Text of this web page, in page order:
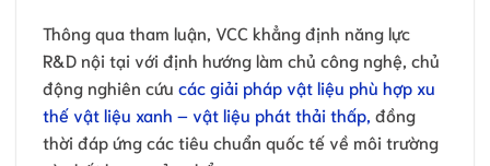
Thông qua tham luận, VCC khẳng định năng lực
R&D nội tại với định hướng làm chủ công nghệ, chủ
động nghiên cứu các giải pháp vật liệu phù hợp xu
thế vật liệu xanh – vật liệu phát thải thấp, đồng
thời đáp ứng các tiêu chuẩn quốc tế về môi trường